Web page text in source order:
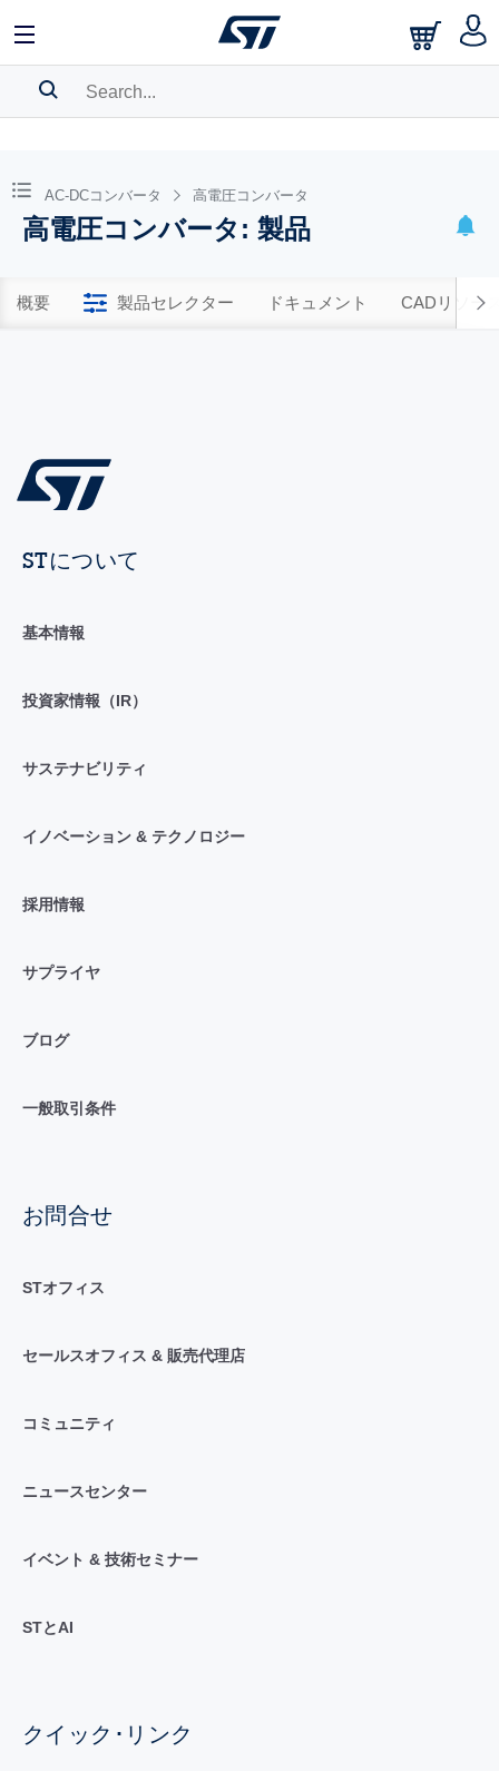
BOOKMARK
Pleaselog in to show your saved searches.
AC-DCコンバータ 高電圧コンバータ
高電圧コンバータ: 製品
概要 製品セレクター ドキュメント CADリソー
STについて
基本情報
投資家情報（IR）
サステナビリティ
イノベーション & テクノロジー
採用情報
サプライヤ
ブログ
一般取引条件
お問合せ
STオフィス
セールスオフィス & 販売代理店
コミュニティ
ニュースセンター
イベント & 技術セミナー
STとAI
クイック･リンク